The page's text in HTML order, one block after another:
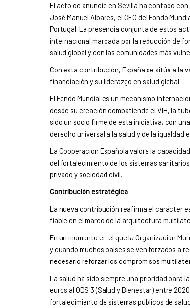
El acto de anuncio en Sevilla ha contado
José Manuel Albares, el CEO del Fondo
Portugal. La presencia conjunta de estos
internacional marcada por la reducción de
salud global y con las comunidades más
Con esta contribución, España se sitúa a la
financiación y su liderazgo en salud global.
El Fondo Mundial es un mecanismo
desde su creación combatiendo el VIH, la
sido un socio firme de esta iniciativa, con
derecho universal a la salud y de la igualdad
La Cooperación Española valora la
del fortalecimiento de los sistemas
privado y sociedad civil.
Contribución estratégica
La nueva contribución reafirma el carácter
fiable en el marco de la arquitectura
En un momento en el que la Organización
y cuando muchos países se ven forzados a
necesario reforzar los compromisos
La salud ha sido siempre una prioridad para
euros al ODS 3 (Salud y Bienestar) entre
fortalecimiento de sistemas públicos de